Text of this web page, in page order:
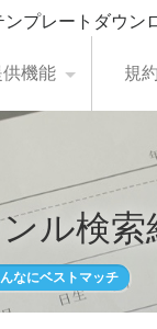
プレートダウ
供機能 規
ル検索
なにベストマッチ